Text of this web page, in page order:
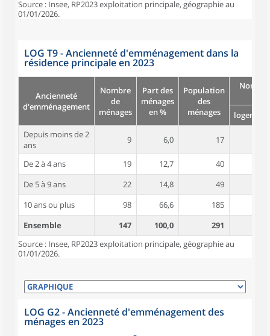
Source : Insee, RP2023 exploitation principale, géographie au
01/01/2026.
LOG T9 - Ancienneté d'emménagement dans la
résidence principale en 2023
Ancienneté
d'emménagement
Nombre
de
ménages
Part des
ménages
en %
Population
des
ménages
logement
Depuis moins de 2
ans
9 6,0 17
De 2 à 4 ans 19 12,7 40
De 5 à 9 ans
22 14,8 49
10 ans ou plus
98 66,6 185
Ensemble
147 100,0 291
Source : Insee, RP2023 exploitation principale, géographie au
01/01/2026.
LOG G2 - Ancienneté d'emménagement des
ménages en 2023